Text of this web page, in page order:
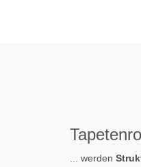
Tapeten
... werden